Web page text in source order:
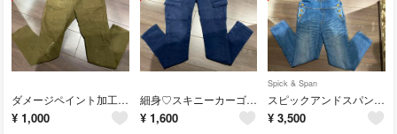
ダメージペイント加工♡カーゴパンツS
¥ 1,000
細身♡スキニーカーゴパンツS
¥ 1,600
Spick & Span
スピックアンドスパン♡サロペット36
¥ 3,500